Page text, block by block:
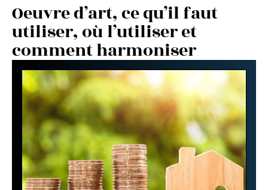
Oeuvre d’art, ce qu’il faut
utiliser, où l’utiliser et
comment harmoniser